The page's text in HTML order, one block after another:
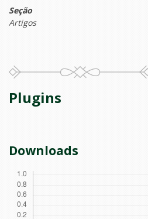
Seção
Artigos
Plugins
Downloads